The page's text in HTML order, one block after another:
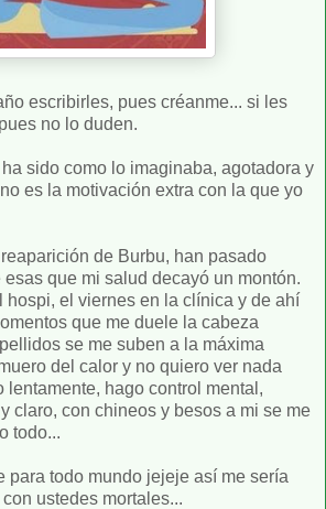
escribirles, pues créanme... si les
no lo duden.
sido como lo imaginaba, agotadora y
es la motivación extra con la que yo
de Burbu, han pasado
que mi salud decayó un montón.
hospi, el viernes en la clínica y de ahí
que me duele la cabeza
se me suben a la máxima
del calor y no quiero ver nada
lentamente, hago control mental,
claro, con chineos y besos a mi se me
todo...
para todo mundo jejeje así me sería
ustedes mortales...